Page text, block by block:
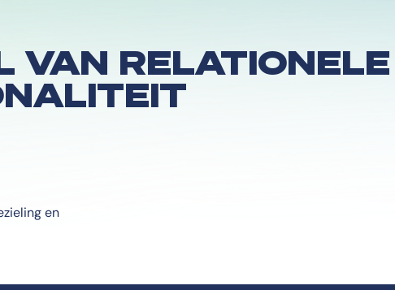
VAN RELATIONELE
en